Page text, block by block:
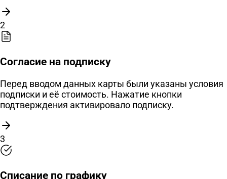
2
Согласие на подписку
Перед вводом данных карты были указаны условия
подписки и её стоимость. Нажатие кнопки
подтверждения активировало подписку.
3
Списание по графику